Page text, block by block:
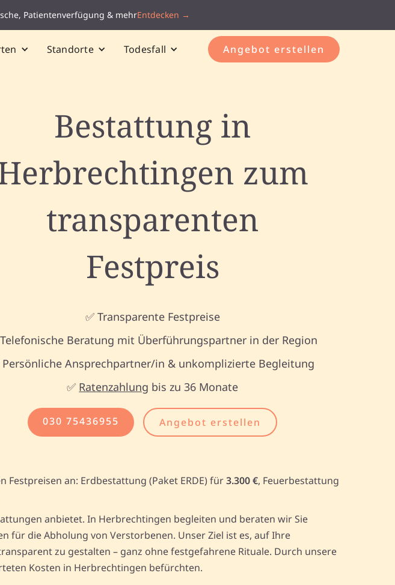
Patientenverfügung & mehrEntdecken →
Standorte Todesfall Angebot erstellen
Bestattung in
zum
transparenten
Festpreis
✅ Transparente Festpreise
Telefonische Beratung mit Überführungspartner in der Region
Persönliche Ansprechpartner/in & unkomplizierte Begleitung
✅ Ratenzahlung bis zu 36 Monate
030 75436955 Angebot erstellen
an: Erdbestattung (Paket ERDE) für3.300 €, Feuerbestattung
anbietet. In Herbrechtingen begleiten und beraten wir Sie
die Abholung von Verstorbenen. Unser Ziel ist es, auf Ihre
zu gestalten – ganz ohne festgefahrene Rituale. Durch unsere
Kosten in Herbrechtingen befürchten.